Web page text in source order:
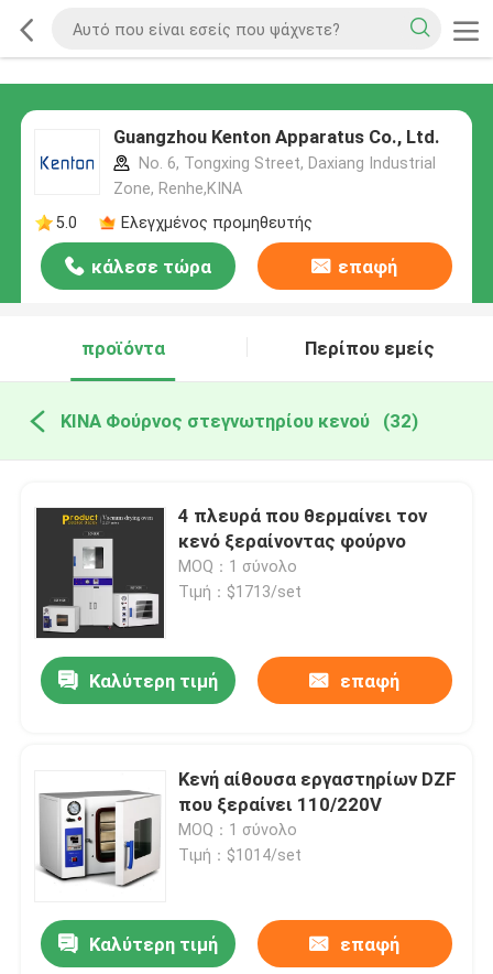
Guangzhou Kenton Apparatus Co., Ltd.
No. 6, Tongxing Street, Daxiang Industrial
Zone, Renhe,ΚΙΝΑ
5.0
Ελεγχμένος προμηθευτής
κάλεσε τώρα επαφή
προϊόντα Περίπου εμείς
ΚΙΝΑ Φούρνος στεγνωτηρίου κενού (32)
4 πλευρά που θερμαίνει τον
κενό ξεραίνοντας φούρνο
MOQ：1 σύνολο
Τιμή：$1713/set
Καλύτερη τιμή επαφή
Κενή αίθουσα εργαστηρίων DZF
που ξεραίνει 110/220V
MOQ：1 σύνολο
Τιμή：$1014/set
Καλύτερη τιμή επαφή